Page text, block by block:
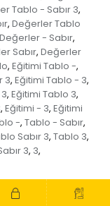
Tablo - Sabır 3,
, Değerler Tablo
Değerler - Sabır,
Sabır, Değerler
, Eğitimi Tablo -,
3, Eğitimi Tablo - 3,
, Eğitimi Tablo 3,
, Eğitimi - 3, Eğitimi
-, Tablo - Sabır,
Sabır 3, Tablo 3,
3, 3,